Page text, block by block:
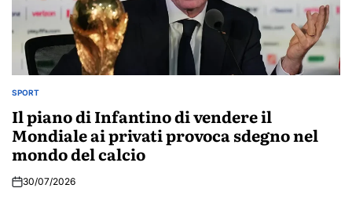
POSTED
IN
SPORT
Il piano di Infantino di vendere il
Mondiale ai privati provoca sdegno nel
mondo del calcio
30/07/2026